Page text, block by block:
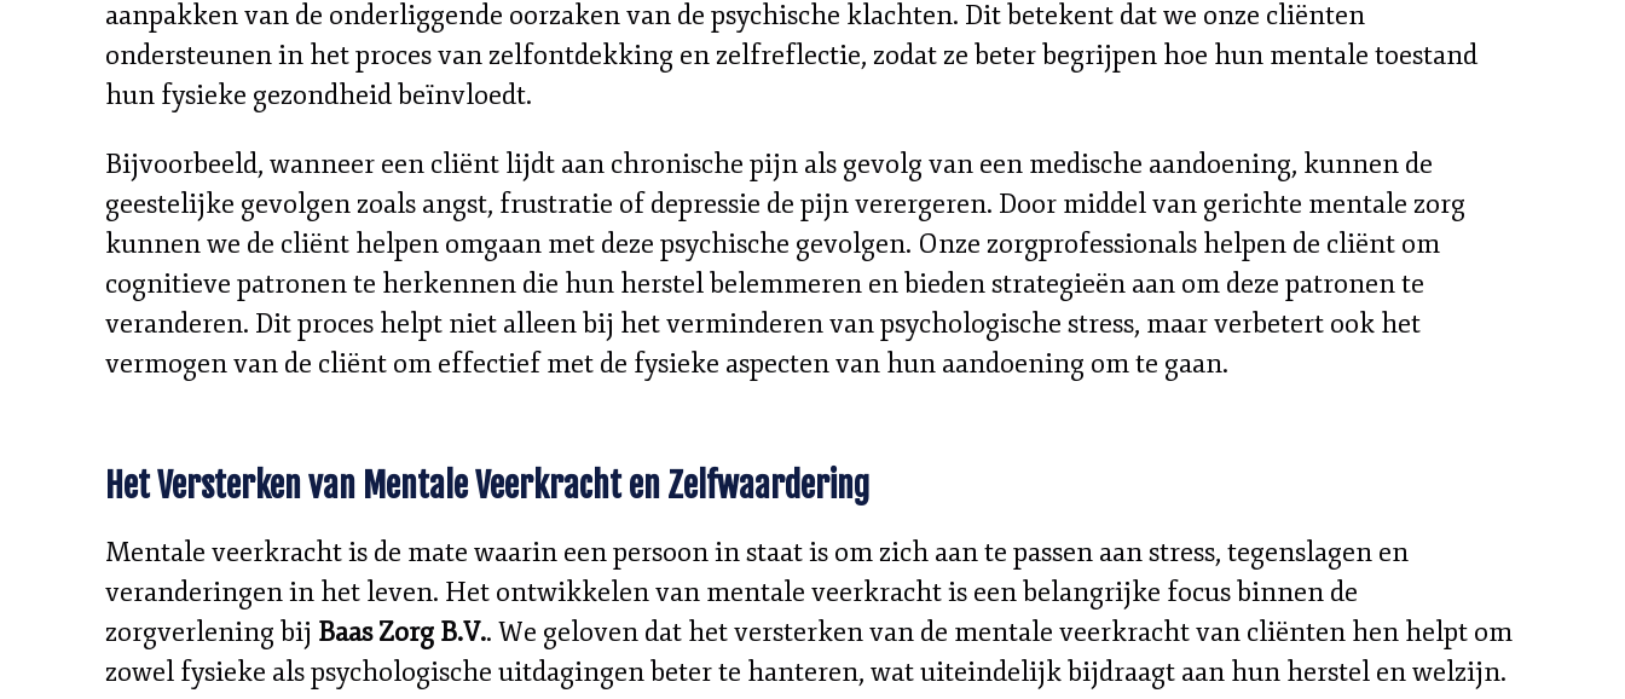
aanpakken van de onderliggende oorzaken van de psychische klachten. Dit betekent dat we onze cliënten
ondersteunen in het proces van zelfontdekking en zelfreflectie, zodat ze beter begrijpen hoe hun mentale toestand
hun fysieke gezondheid beïnvloedt.
Bijvoorbeeld, wanneer een cliënt lijdt aan chronische pijn als gevolg van een medische aandoening, kunnen de
geestelijke gevolgen zoals angst, frustratie of depressie de pijn verergeren. Door middel van gerichte mentale zorg
kunnen we de cliënt helpen omgaan met deze psychische gevolgen. Onze zorgprofessionals helpen de cliënt om
cognitieve patronen te herkennen die hun herstel belemmeren en bieden strategieën aan om deze patronen te
veranderen. Dit proces helpt niet alleen bij het verminderen van psychologische stress, maar verbetert ook het
vermogen van de cliënt om effectief met de fysieke aspecten van hun aandoening om te gaan.
Het Versterken van Mentale Veerkracht en Zelfwaardering
Mentale veerkracht is de mate waarin een persoon in staat is om zich aan te passen aan stress, tegenslagen en
veranderingen in het leven. Het ontwikkelen van mentale veerkracht is een belangrijke focus binnen de
zorgverlening bij Baas Zorg B.V.. We geloven dat het versterken van de mentale veerkracht van cliënten hen helpt om
zowel fysieke als psychologische uitdagingen beter te hanteren, wat uiteindelijk bijdraagt aan hun herstel en welzijn.